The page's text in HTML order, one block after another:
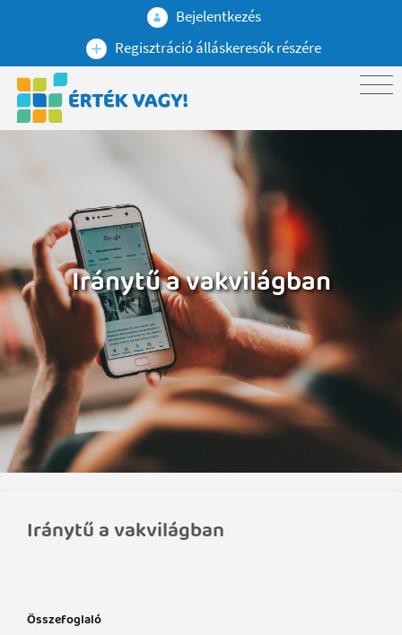
Bejelentkezés
Regisztráció álláskeresők részére
Iránytű a vakvilágban
Iránytű a vakvilágban
Összefoglaló